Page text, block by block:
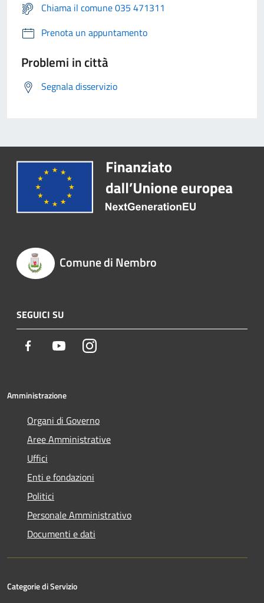
Chiama il comune 035 471311
Prenota un appuntamento
Problemi in città
Segnala disservizio
Comune di Nembro
SEGUICI SU
Facebook YoutubeInstagram
Amministrazione
Organi di Governo
Aree Amministrative
Uffici
Enti e fondazioni
Politici
Personale Amministrativo
Documenti e dati
Categorie di Servizio